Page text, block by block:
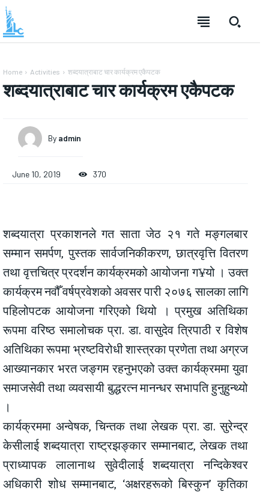
Home Activities शब्दयात्राबाट चार कार्यक्रम एकैपटक
शब्दयात्राबाट चार कार्यक्रम एकैपटक
By admin
June 10, 2019 370
शब्दयात्रा प्रकाशनले गत साता जेठ २१ गते मङ्गलबार
सम्मान समर्पण, पुस्तक सार्वजनिकीकरण, छात्रवृत्ति वितरण
तथा वृत्तचित्र प्रदर्शन कार्यक्रमको आयोजना ग¥यो । उक्त
कार्यक्रम नवौँ वर्षप्रवेशको अवसर पारी २०७६ सालका लागि
पहिलोपटक आयोजना गरिएको थियो । प्रमुख अतिथिका
रूपमा वरिष्ठ समालोचक प्रा. डा. वासुदेव त्रिपाठी र विशेष
अतिथिका रूपमा भ्रष्टविरोधी शास्त्रका प्रणेता तथा अग्रज
आख्यानकार भरत जङ्गम रहनुभएको उक्त कार्यक्रममा युवा
समाजसेवी तथा व्यवसायी बुद्धरत्न मानन्धर सभापति हुनुहुन्थ्यो
।
कार्यक्रममा अन्वेषक, चिन्तक तथा लेखक प्रा. डा. सुरेन्द्र
केसीलाई शब्दयात्रा राष्ट्रझङ्कार सम्मानबाट, लेखक तथा
प्राध्यापक लालानाथ सुवेदीलाई शब्दयात्रा नन्दिकेश्वर
अधिकारी शोध सम्मानबाट, ‘अक्षरहरूको बिस्कुन’ कृतिका